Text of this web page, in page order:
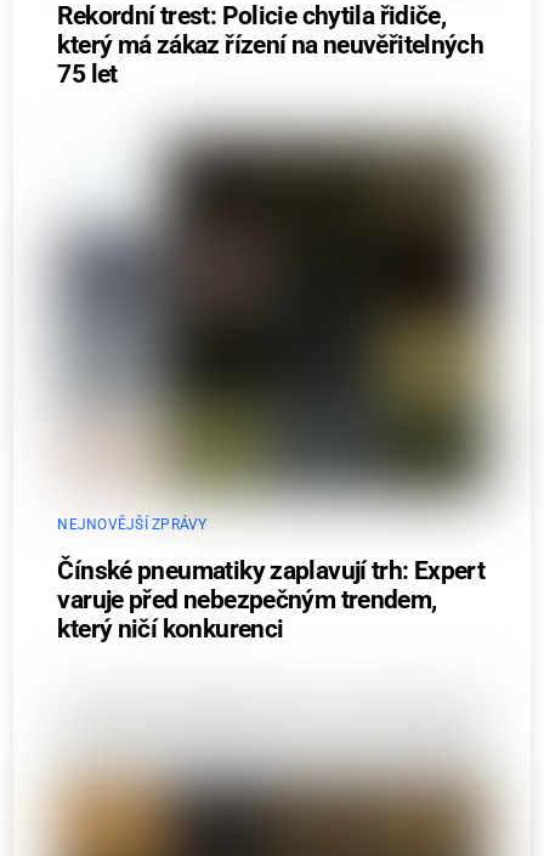
Rekordní trest: Policie chytila řidiče,
který má zákaz řízení na neuvěřitelných
75 let
NEJNOVĚJŠÍ ZPRÁVY
Čínské pneumatiky zaplavují trh: Expert
varuje před nebezpečným trendem,
který ničí konkurenci